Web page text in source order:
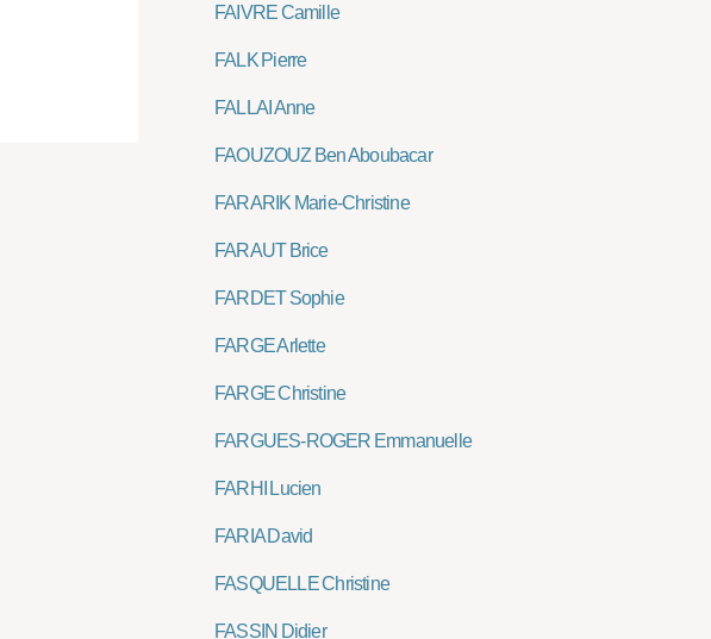
FAIVRE Camille
FALK Pierre
FALLAI Anne
FAOUZOUZ Ben Aboubacar
FARARIK Marie-Christine
FARAUT Brice
FARDET Sophie
FARGE Arlette
FARGE Christine
FARGUES-ROGER Emmanuelle
FARHI Lucien
FARIA David
FASQUELLE Christine
FASSIN Didier